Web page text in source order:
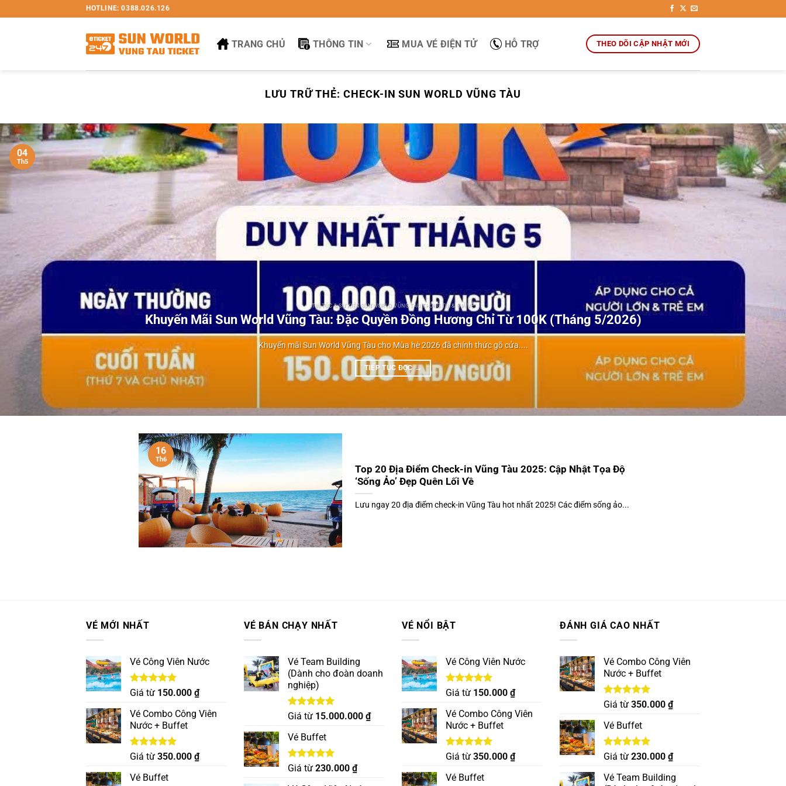
qua
HOTLINE: 0388.026.126
TRANG CHỦ THÔNG TIN MUA VÉ ĐIỆN TỬ HỖ TRỢ THEO DÕI CẬP NHẬT MỚI
LƯU TRỮ THẺ:CHECK-IN SUN WORLD VŨNG TÀU
TIN TỨC & SỰ KIỆN SUN WORLD VŨNG TÀU THÔNG TIN & GIÁ VÉ
Khuyến Mãi Sun World Vũng Tàu: Đặc Quyền Đồng Hương Chỉ Từ 100K (Tháng 5/2026)
Khuyến mãi Sun World Vũng Tàu cho Mùa hè 2026 đã chính thức gõ cửa....
TIẾP TỤC ĐỌC→
04
Th5
Top 20 Địa Điểm Check-in Vũng Tàu 2025: Cập Nhật Tọa Độ
‘Sống Ảo’ Đẹp Quên Lối Về
Lưu ngay 20 địa điểm check-in Vũng Tàu hot nhất 2025! Các điểm sống ảo...
16
Th6
VÉ MỚI NHẤT
Vé Công Viên Nước
Được xếp
5 sao
Giá từ 150.000 ₫
Vé Combo Công Viên
Nước + Buffet
Được xếp
5 sao
Giá từ 350.000 ₫
Vé Buffet
VÉ BÁN CHẠY NHẤT
Vé Team Building
(Dành cho đoàn doanh
nghiệp)
Được xếp
5 sao
Giá từ 15.000.000 ₫
Vé Buffet
Được xếp
Giá từ 230.000 ₫
VÉ NỔI BẬT
Vé Công Viên Nước
Được xếp
5 sao
Giá từ 150.000 ₫
Vé Combo Công Viên
Nước + Buffet
Được xếp
5 sao
Giá từ 350.000 ₫
Vé Buffet
ĐÁNH GIÁ CAO NHẤT
Vé Combo Công Viên
Nước + Buffet
Được xếp
5 sao
Giá từ 350.000 ₫
Vé Buffet
Được xếp
5 sao
Giá từ 230.000 ₫
Vé Team Building